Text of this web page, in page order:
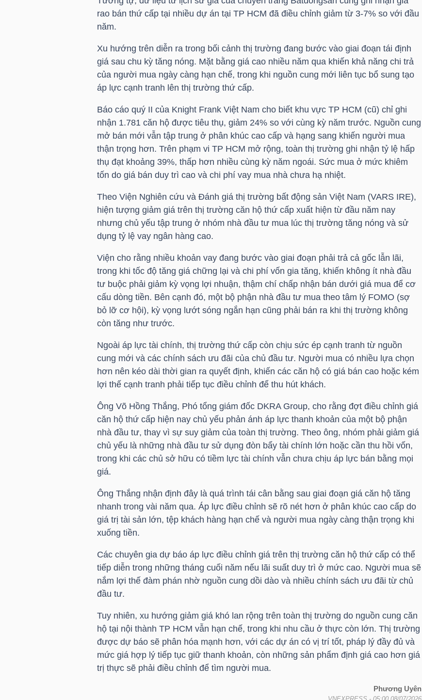
rao bán thứ cấp tại nhiều dự án tại TP HCM đã điều chỉnh giảm từ 3-7% so với đầu
năm.
Xu hướng trên diễn ra trong bối cảnh thị trường đang bước vào giai đoạn tái định
giá sau chu kỳ tăng nóng. Mặt bằng giá cao nhiều năm qua khiến khả năng chi trả
của người mua ngày càng hạn chế, trong khi nguồn cung mới liên tục bổ sung tạo
áp lực cạnh tranh lên thị trường thứ cấp.
Báo cáo quý II của Knight Frank Việt Nam cho biết khu vực TP HCM (cũ) chỉ ghi
nhận 1.781 căn hộ được tiêu thụ, giảm 24% so với cùng kỳ năm trước. Nguồn cung
mở bán mới vẫn tập trung ở phân khúc cao cấp và hạng sang khiến người mua
thận trọng hơn. Trên phạm vi TP HCM mở rộng, toàn thị trường ghi nhận tỷ lệ hấp
thụ đạt khoảng 39%, thấp hơn nhiều cùng kỳ năm ngoái. Sức mua ở mức khiêm
tốn do giá bán duy trì cao và chi phí vay mua nhà chưa hạ nhiệt.
Theo Viện Nghiên cứu và Đánh giá thị trường bất động sản Việt Nam (VARS IRE),
hiện tượng giảm giá trên thị trường căn hộ thứ cấp xuất hiện từ đầu năm nay
nhưng chủ yếu tập trung ở nhóm nhà đầu tư mua lúc thị trường tăng nóng và sử
dụng tỷ lệ vay ngân hàng cao.
Viện cho rằng nhiều khoản vay đang bước vào giai đoạn phải trả cả gốc lẫn lãi,
trong khi tốc độ tăng giá chững lại và chi phí vốn gia tăng, khiến không ít nhà đầu
tư buộc phải giảm kỳ vọng lợi nhuận, thậm chí chấp nhận bán dưới giá mua để cơ
cấu dòng tiền. Bên cạnh đó, một bộ phận nhà đầu tư mua theo tâm lý FOMO (sợ
bỏ lỡ cơ hội), kỳ vọng lướt sóng ngắn hạn cũng phải bán ra khi thị trường không
còn tăng như trước.
Ngoài áp lực tài chính, thị trường thứ cấp còn chịu sức ép cạnh tranh từ nguồn
cung mới và các chính sách ưu đãi của chủ đầu tư. Người mua có nhiều lựa chọn
hơn nên kéo dài thời gian ra quyết định, khiến các căn hộ có giá bán cao hoặc kém
lợi thế cạnh tranh phải tiếp tục điều chỉnh để thu hút khách.
Ông Võ Hồng Thắng, Phó tổng giám đốc DKRA Group, cho rằng đợt điều chỉnh giá
căn hộ thứ cấp hiện nay chủ yếu phản ánh áp lực thanh khoản của một bộ phận
nhà đầu tư, thay vì sự suy giảm của toàn thị trường. Theo ông, nhóm phải giảm giá
chủ yếu là những nhà đầu tư sử dụng đòn bẩy tài chính lớn hoặc cần thu hồi vốn,
trong khi các chủ sở hữu có tiềm lực tài chính vẫn chưa chịu áp lực bán bằng mọi
giá.
Ông Thắng nhận định đây là quá trình tái cân bằng sau giai đoạn giá căn hộ tăng
nhanh trong vài năm qua. Áp lực điều chỉnh sẽ rõ nét hơn ở phân khúc cao cấp do
giá trị tài sản lớn, tệp khách hàng hạn chế và người mua ngày càng thận trọng khi
xuống tiền.
Các chuyên gia dự báo áp lực điều chỉnh giá trên thị trường căn hộ thứ cấp có thể
tiếp diễn trong những tháng cuối năm nếu lãi suất duy trì ở mức cao. Người mua sẽ
nắm lợi thế đàm phán nhờ nguồn cung dồi dào và nhiều chính sách ưu đãi từ chủ
đầu tư.
Tuy nhiên, xu hướng giảm giá khó lan rộng trên toàn thị trường do nguồn cung căn
hộ tại nội thành TP HCM vẫn hạn chế, trong khi nhu cầu ở thực còn lớn. Thị trường
được dự báo sẽ phân hóa mạnh hơn, với các dự án có vị trí tốt, pháp lý đầy đủ và
mức giá hợp lý tiếp tục giữ thanh khoản, còn những sản phẩm định giá cao hơn giá
trị thực sẽ phải điều chỉnh để tìm người mua.
Phương Uyên
VNEXPRESS - 05:00 08/07/2026